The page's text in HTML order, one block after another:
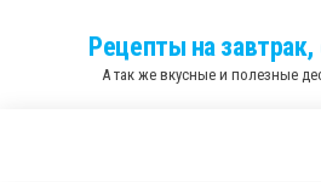
Рецепты на
А так же вкусные и полезные